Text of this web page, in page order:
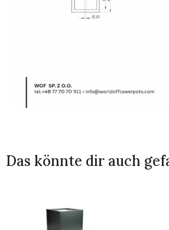
Das könnte dir auch